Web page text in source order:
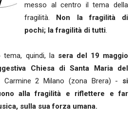
messo al centro il tema della
fragilità. Non la fragilità di
pochi; la fragilità di tutti.
quindi, lasera del 19 maggio
Chiesa di Santa Maria del
Carmine 2 Milano (zona Brera) - si
alla fragilità e riflettere e far
sulla sua forza umana.